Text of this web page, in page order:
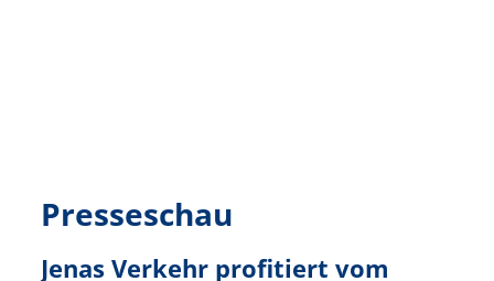
Presseschau
Jenas Verkehr profitiert vom